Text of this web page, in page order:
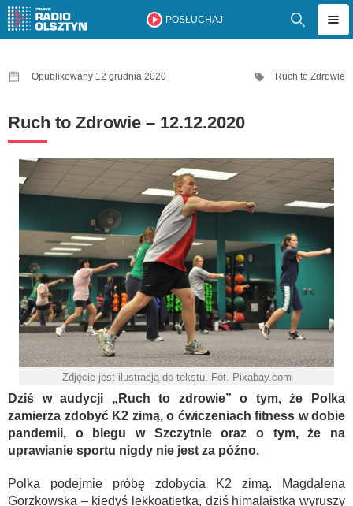
POSŁUCHAJ
Opublikowany 12 grudnia 2020 Ruch to Zdrowie
Ruch to Zdrowie – 12.12.2020
Zdjęcie jest ilustracją do tekstu. Fot. Pixabay.com
Dziś w audycji „Ruch to zdrowie” o tym, że Polka
zamierza zdobyć K2 zimą, o ćwiczeniach fitness w dobie
pandemii, o biegu w Szczytnie oraz o tym, że na
uprawianie sportu nigdy nie jest za późno.
Polka podejmie próbę zdobycia K2 zimą. Magdalena
Gorzkowska – kiedyś lekkoatletka, dziś himalaistka wyruszy